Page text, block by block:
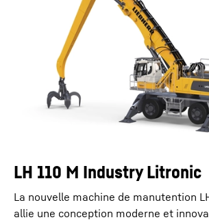
LH 110 M Industry Litronic
La nouvelle machine de manutention
allie une conception moderne et